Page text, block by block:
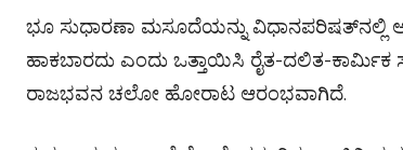
ಭೂ ಸುಧಾರಣಾ ಮಸೂದೆಯನ್ನು ವಿಧಾನಪರಿಷತ್‌ನಲ್ಲಿ
ಹಾಕಬಾರದು ಎಂದು ಒತ್ತಾಯಿಸಿ ರೈತ-ದಲಿತ-
ರಾಜಭವನ ಚಲೋ ಹೋರಾಟ ಆರಂಭವಾಗಿದೆ.